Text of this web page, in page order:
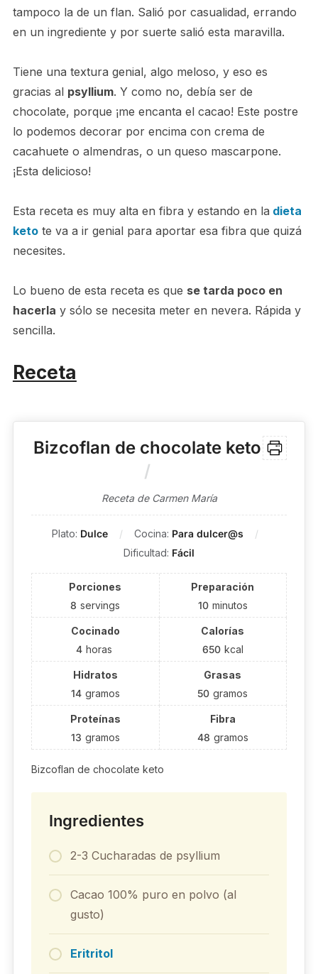
tampoco la de un flan. Salió por casualidad, errando
en un ingrediente y por suerte salió esta maravilla.
Tiene una textura genial, algo meloso, y eso es
gracias al psyllium. Y como no, debía ser de
chocolate, porque ¡me encanta el cacao! Este postre
lo podemos decorar por encima con crema de
cacahuete o almendras, o un queso mascarpone.
¡Esta delicioso!
Esta receta es muy alta en fibra y estando en la dieta
ketote va a ir genial para aportar esa fibra que quizá
necesites.
Lo bueno de esta receta es que se tarda poco en
hacerla y sólo se necesita meter en nevera. Rápida y
sencilla.
Receta
Bizcoflan de chocolate keto
Receta de Carmen María
Plato: Dulce Cocina: Para dulcer@s
Dificultad: Fácil
Porciones
8 servings
Preparación
10 minutos
Cocinado
4 horas
Calorías
650 kcal
Hidratos
14 gramos
Grasas
50 gramos
Proteínas
13 gramos
Fibra
48 gramos
Bizcoflan de chocolate keto
Ingredientes
2-3 Cucharadas de psyllium
Cacao 100% puro en polvo (al
gusto)
Eritritol